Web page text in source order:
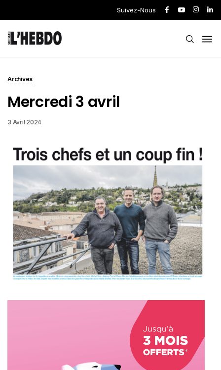
Suivez-Nous
Archives
Mercredi 3 avril
3 Avril 2024